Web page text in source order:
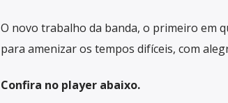
O novo trabalho da banda, o primeiro em
para amenizar os tempos difíceis, com
Confira no player abaixo.